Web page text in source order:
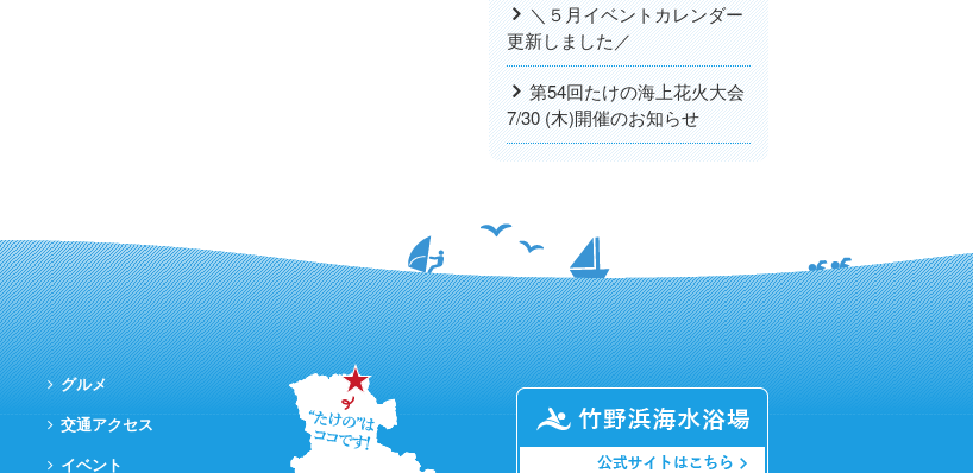
＼５月イベントカレンダー
更新しました／
第54回たけの海上花火大会
7/30 (木)開催のお知らせ
グルメ
交通アクセス
イベント